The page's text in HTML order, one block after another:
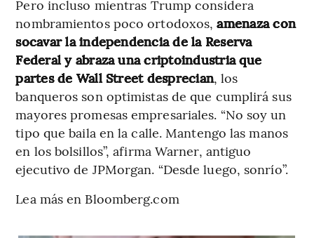
Pero incluso mientras Trump considera
nombramientos poco ortodoxos,amenaza con
socavar la independencia de la Reserva
Federal y abraza una criptoindustria que
partes de Wall Street desprecian, los
banqueros son optimistas de que cumplirá sus
mayores promesas empresariales. “No soy un
tipo que baila en la calle. Mantengo las manos
en los bolsillos”, afirma Warner, antiguo
ejecutivo de JPMorgan. “Desde luego, sonrío”.
Lea más en Bloomberg.com